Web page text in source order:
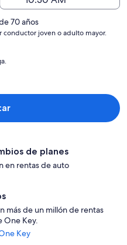
70 años
conductor joven o adulto mayor.
de planes
en rentas de auto
más de un millón de rentas
One Key.
Key